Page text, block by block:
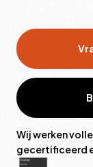
Wij werken
gecertificeerd